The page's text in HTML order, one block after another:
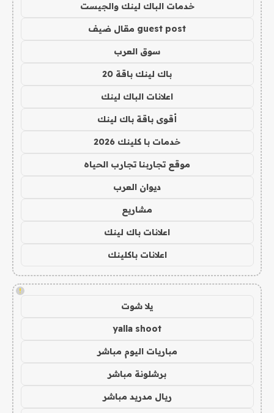
خدمات الباك لينك والجيست
guest post مقال ضيف
سوق العرب
باك لينك باقة 20
اعلانات الباك لينك
أقوى باقة باك لينك
خدمات با كلينك 2026
موقع تجاربنا تجارب الحياه
ديوان العرب
مشاريع
اعلانات باك لينك
اعلانات باكلينك
!
يلا شوت
yalla shoot
مباريات اليوم مباشر
برشلونة مباشر
ريال مدريد مباشر